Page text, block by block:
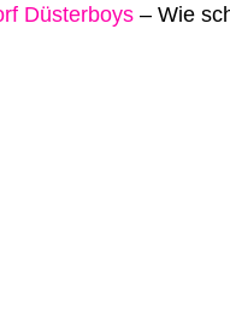
Düsterboys – Wie